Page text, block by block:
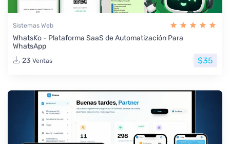
Sistemas Web
WhatsKo - Plataforma SaaS de Automatización Para
WhatsApp
23 Ventas $35